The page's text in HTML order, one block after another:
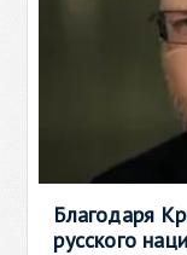
Благодаря
русского